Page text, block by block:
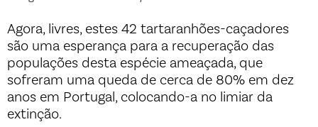
Agora, livres, estes 42 tartaranhões-caçadores
são uma esperança para a recuperação das
populações desta espécie ameaçada, que
sofreram uma queda de cerca de 80% em dez
anos em Portugal, colocando-a no limiar da
extinção.